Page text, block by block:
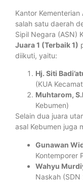
Kantor
salah satu daerah
Sipil Negara (ASN)
Juara 1 (Terbaik 1)
diikuti, yaitu:
Hj. Siti
(KUA
Muhtarom,
Kebumen)
Selain dua juara
asal Kebumen juga
Gunawan
Kontemporer
Wahyu
Naskah (SDN